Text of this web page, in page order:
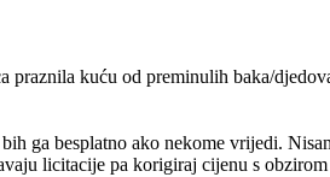
kuću od preminulih baka/
ga besplatno ako nekome vrijedi.
licitacije pa korigiraj cijenu s